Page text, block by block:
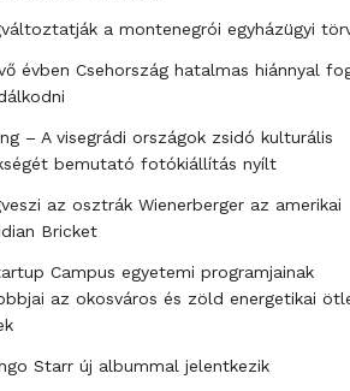
a montenegrói egyházügyi
évben Csehország hatalmas hiánnyal
– A visegrádi országok zsidó kulturális
bemutató fotókiállítás nyílt
az osztrák Wienerberger az amerikai
Bricket
Campus egyetemi programjainak
az okosváros és zöld energetikai
Starr új albummal jelentkezik